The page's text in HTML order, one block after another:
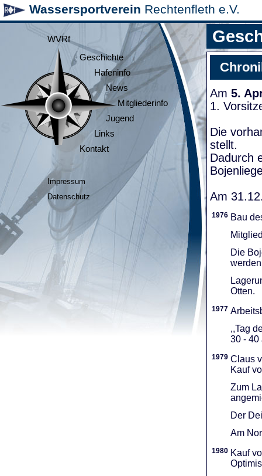
Wassersportverein Rechtenfleth e.V.
WVRf
Geschichte
Hafeninfo
News
Mitgliederinfo
Jugend
Links
Kontakt
Impressum
Datenschutz
Am 5.
1.
Die
stellt.
Dadurch
Am
1976 Bau
Die
Otten.
1977
,,Tag
30 - 40
1979 Claus
Kauf
Zum
Der
Am
1980 Kauf